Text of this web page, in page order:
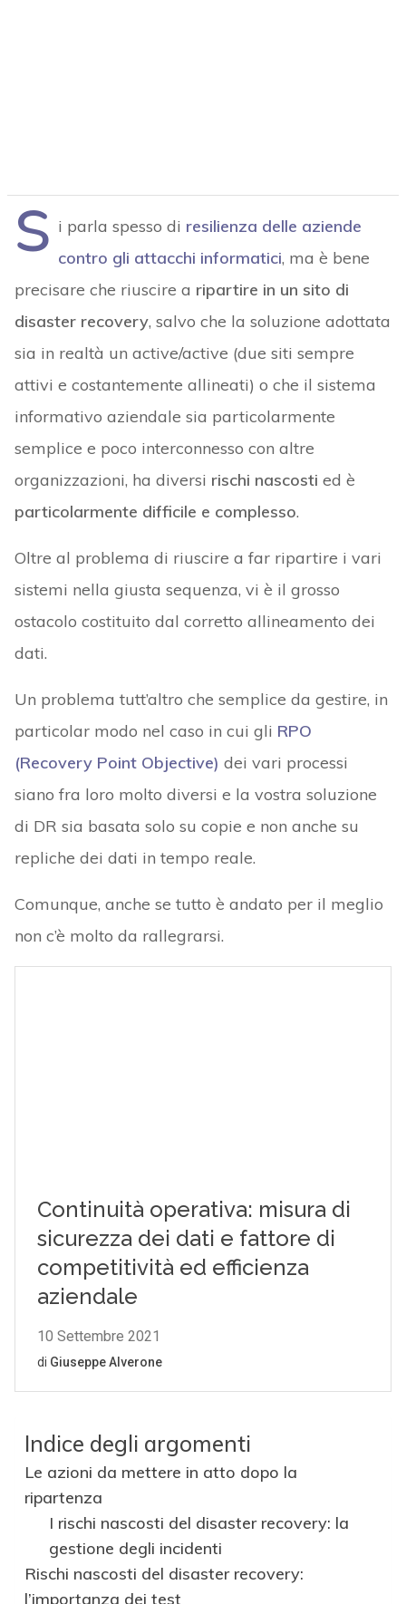
S i parla spesso di resilienza delle aziende
contro gli attacchi informatici, ma è bene
precisare che riuscire a ripartire in un sito di
disaster recovery, salvo che la soluzione adottata
sia in realtà un active/active (due siti sempre
attivi e costantemente allineati) o che il sistema
informativo aziendale sia particolarmente
semplice e poco interconnesso con altre
organizzazioni, ha diversi rischi nascosti ed è
particolarmente difficile e complesso.
Oltre al problema di riuscire a far ripartire i vari
sistemi nella giusta sequenza, vi è il grosso
ostacolo costituito dal corretto allineamento dei
dati.
Un problema tutt’altro che semplice da gestire, in
particolar modo nel caso in cui gli RPO
(Recovery Point Objective) dei vari processi
siano fra loro molto diversi e la vostra soluzione
di DR sia basata solo su copie e non anche su
repliche dei dati in tempo reale.
Comunque, anche se tutto è andato per il meglio
non c’è molto da rallegrarsi.
Indice degli argomenti
Le azioni da mettere in atto dopo la
ripartenza
I rischi nascosti del disaster recovery: la
gestione degli incidenti
Rischi nascosti del disaster recovery:
l’importanza dei test